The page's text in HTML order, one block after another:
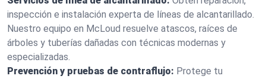
inspección e instalación experta de líneas de alcantarillado.
Nuestro equipo en McLoud resuelve atascos, raíces de
árboles y tuberías dañadas con técnicas modernas y
especializadas.
Prevención y pruebas de contraflujo: Protege tu